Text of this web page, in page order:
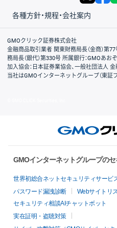
各種方針・規程・会社案内
取引規程・約款
サイトマップ
その他のご案内
個人情報保護方針
最良執行方針
サイトのご利用について
ディスクレイマー
信託保全
リスク説明
会社案内
GMOクリック証券株式会社
金融商品取引業者 関東財務局長（金商）第
務局長（銀代）第330号 所属銀行：GMOあ
加入協会：日本証券業協会、一般社団法人
当社はGMOインターネットグループ（東証
GMOインターネットグループの
世界初総合ネットセキュリティサービ
パスワード漏洩診断
Webサイトリ
セキュリティ相談AIチャットボット
実在証明・盗聴対策